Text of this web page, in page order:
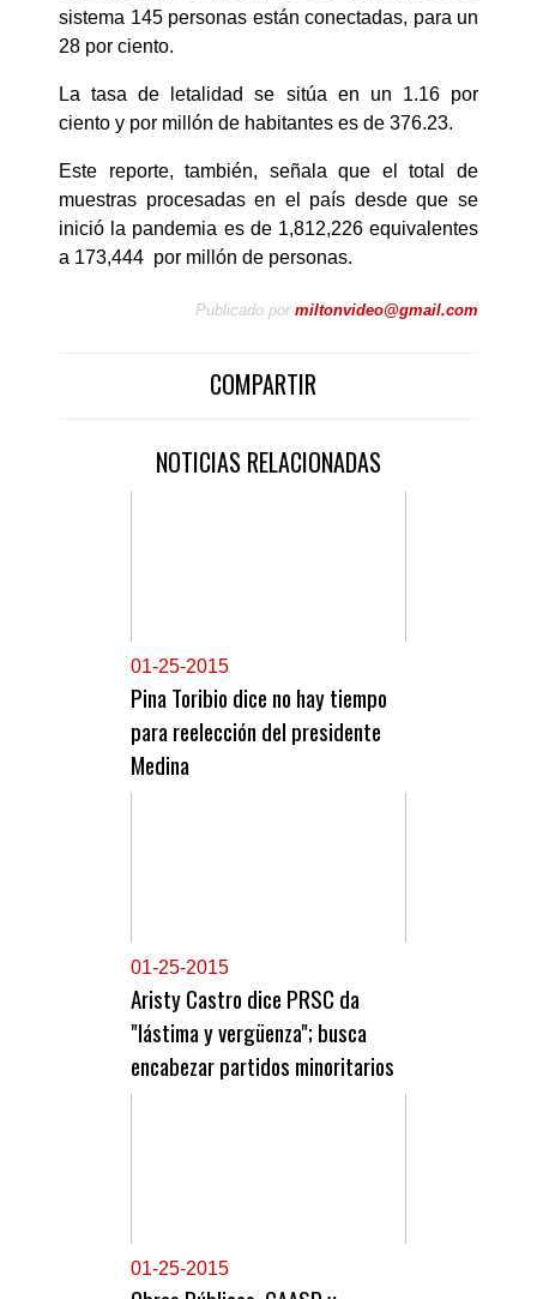
sistema 145 personas están conectadas, para un
28 por ciento.
La tasa de letalidad se sitúa en un 1.16 por
ciento y por millón de habitantes es de 376.23.
Este reporte, también, señala que el total de
muestras procesadas en el país desde que se
inició la pandemia es de 1,812,226 equivalentes
a 173,444 por millón de personas.
Publicado por miltonvideo@gmail.com
COMPARTIR
NOTICIAS RELACIONADAS
01-25-2015
Pina Toribio dice no hay tiempo
para reelección del presidente
Medina
01-25-2015
Aristy Castro dice PRSC da
"lástima y vergüenza"; busca
encabezar partidos minoritarios
01-25-2015